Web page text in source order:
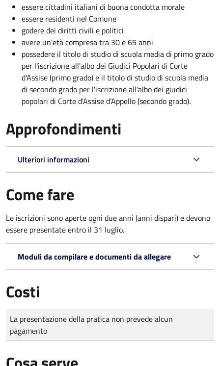
essere cittadini italiani di buona condotta morale
essere residenti nel Comune
godere dei diritti civili e politici
avere un'età compresa tra 30 e 65 anni
possedere il titolo di studio di scuola media di primo grado
per l'iscrizione all'albo dei Giudici Popolari di Corte
d'Assise (primo grado) e il titolo di studio di scuola media
di secondo grado per l'iscrizione all'albo dei giudici
popolari di Corte d'Assise d’Appello (secondo grado).
Approfondimenti
Ulteriori informazioni
Come fare
Le iscrizioni sono aperte ogni due anni (anni dispari) e devono
essere presentate entro il 31 luglio.
Moduli da compilare e documenti da allegare
Costi
Tipo di pagamento
Importo
La presentazione della pratica non prevede alcun
pagamento